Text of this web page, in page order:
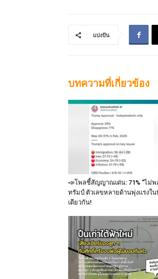
แบ่งปัน
บทความที่เกี่ยวข้อง
📣โพลชี้สัญญาณเด่น: 71% “ไม่พ
ทรัมป์ ตัวเลขหลายด้านพุ่งแรงใ
เดียวกัน!